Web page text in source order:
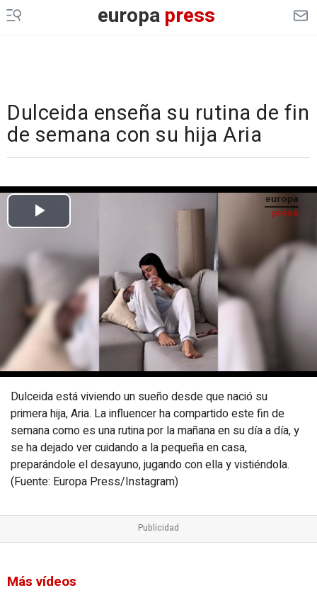
europapress
Dulceida enseña su rutina de fin
de semana con su hija Aria
Dulceida está viviendo un sueño desde que nació su
primera hija, Aria. La influencer ha compartido este fin de
semana como es una rutina por la mañana en su día a día, y
se ha dejado ver cuidando a la pequeña en casa,
preparándole el desayuno, jugando con ella y vistiéndola.
(Fuente: Europa Press/Instagram)
Más vídeos